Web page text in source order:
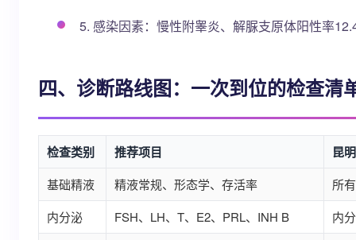
5. 感染因素：慢性附睾炎、解脲支原体阳性率
四、诊断路线图：一次到位的检查清
检查类别 推荐项目 昆
基础精液 精液常规、形态学、存活率
所
内分泌
FSH、LH、T、E2、PRL、INH B
内